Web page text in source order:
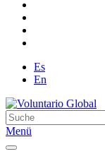
Es
En
Menü